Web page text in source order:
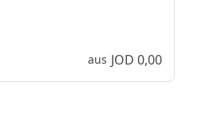
aus JOD 0,00